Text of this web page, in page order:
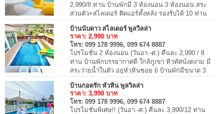
2,990/8 ท่าน บ้านพักมี 3 ห้องนอน 3 ห้องนอน สระ
ส่วนตัว+สไลเดอร์ ติดแอร์ทั้งหลัง รองรับได้ 10 ท่าน
เสริมได้อีก 5 ท่าน มีดาดฟ้า ทำอาห...
บ้านนับดาว สไลเดอร์ พูลวิลล่า
ราคา: 2,990บาท
โทร: 099 178 9996, 099 674 8887
โปรโมชั่น 2 ห้องนอน (วันอา.-ศ.) คืนละ 2,990 / 8
ท่าน บ้านพักบรรยากาศดี ใกล้ภูเขา ทิวทัศน์งดงาม มี
สระว่ายน้ำในตัว อยู่หัวหินซอย 6 บ้านพักมีขนาด 3
ห้องนอน 3 ห้องน้ำ รองรับได้ 12 ท่าน...
บ้านกอดรัก หัวหิน พูลวิลล่า
ราคา: 3,990บาท
โทร: 099 178 9996, 099 674 8887
โปรโมชั่นพิเศษ!! (วันอา.-ศ.) คืนละ 3,990/12 ท่าน